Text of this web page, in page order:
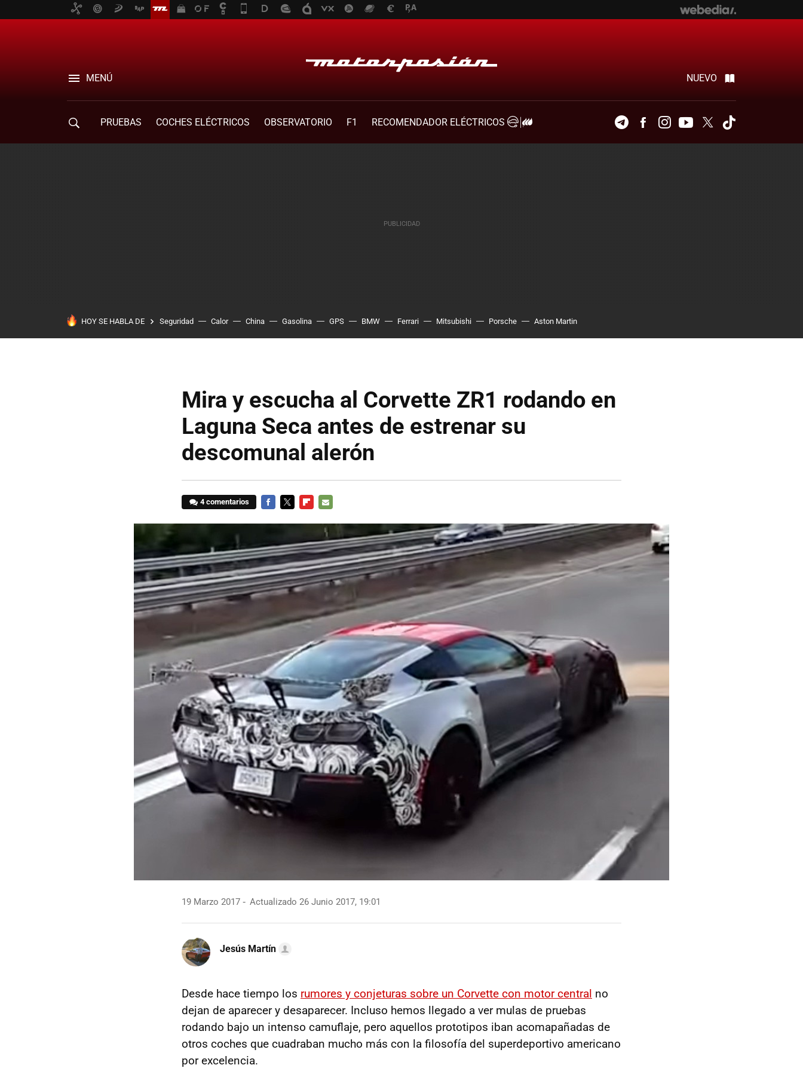
MENÚ NUEVO
PRUEBAS COCHES ELÉCTRICOS OBSERVATORIO F1
RECOMENDADOR ELÉCTRICOS
TelegramFacebookInstagramYoutubeTwitter
HOY SE HABLA DE Seguridad Calor China Gasolina GPS BMW Ferrari Mitsubishi Porsche Aston Martin
Mira y escucha al Corvette ZR1 rodando en
Laguna Seca antes de estrenar su
descomunal alerón
4 comentarios
MAIL
19 Marzo 2017 Actualizado 26 Junio 2017, 19:01
Jesús Martín
Desde hace tiempo los rumores y conjeturas sobre un Corvette con motor central no
dejan de aparecer y desaparecer. Incluso hemos llegado a ver mulas de pruebas
rodando bajo un intenso camuflaje, pero aquellos prototipos iban acomapañadas de
otros coches que cuadraban mucho más con la filosofía del superdeportivo americano
por excelencia.